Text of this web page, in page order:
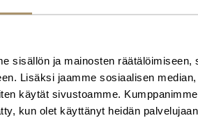
sisällön ja mainosten
Lisäksi jaamme sosiaalisen
käytät sivustoamme.
kun olet käyttänyt heidän